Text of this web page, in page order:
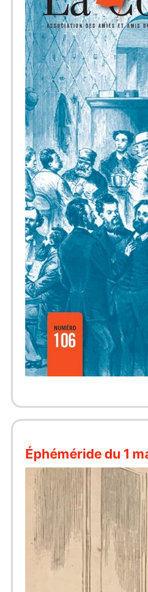
Éphéméride du 1